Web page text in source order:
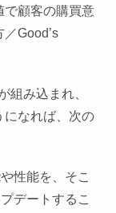
で顧客の購買意
Good’s
組み込まれ、
になれば、次の
性能を、そこ
デートするこ